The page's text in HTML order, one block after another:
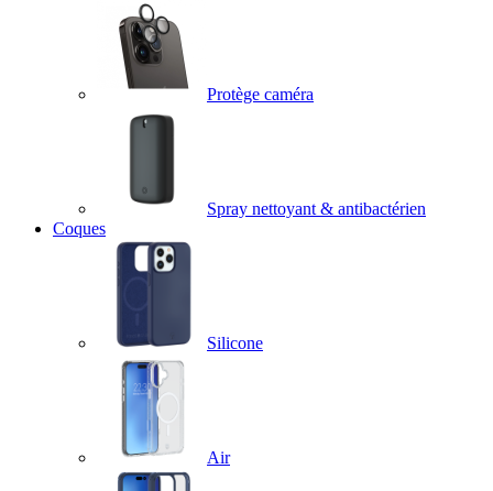
Protège caméra
Spray nettoyant & antibactérien
Coques
Silicone
Air